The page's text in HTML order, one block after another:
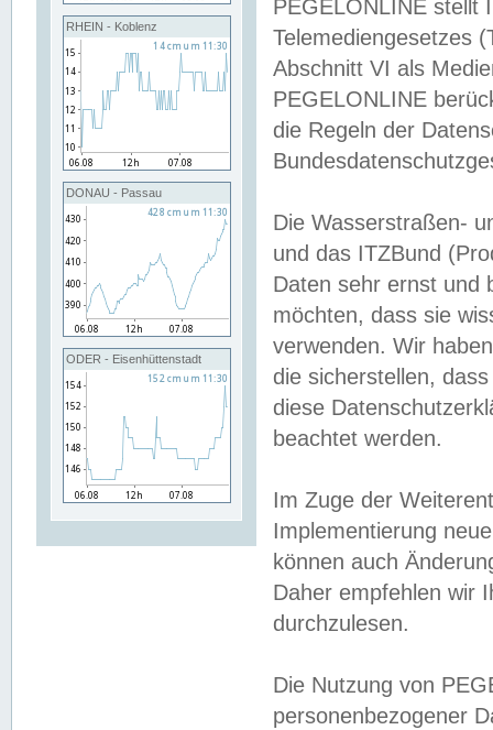
RHEIN - Koblenz
DONAU - Passau
ODER - Eisenhüttenstadt
PEGELONLINE stellt
Telemediengesetzes
Abschnitt VI als
PEGELONLINE
die Regeln der
Die Wasserstraßen-
und das ITZBund
Daten sehr ernst und
möchten, dass sie
verwenden. Wir
die sicherstellen,
diese
beachtet werden.
Im Zuge der
Implementierung
können auch
Daher empfehlen wir
durchzulesen.
Die Nutzung von
personenbezogener